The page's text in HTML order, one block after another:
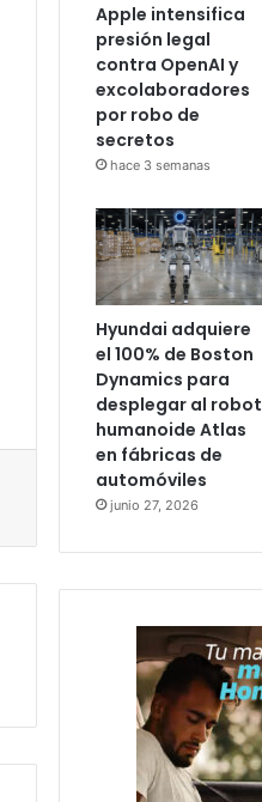
Apple intensifica
presión legal
contra OpenAI y
excolaboradores
por robo de
secretos
hace 3 semanas
Hyundai adquiere
el 100% de Boston
Dynamics para
desplegar al robot
humanoide Atlas
en fábricas de
automóviles
junio 27, 2026